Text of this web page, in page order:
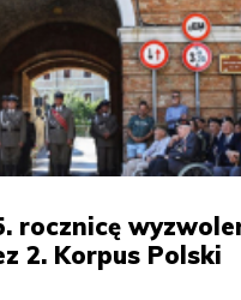
rocznicę
2. Korpus Polski